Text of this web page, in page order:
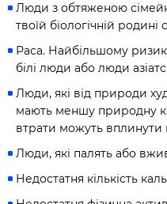
Люди з обтяженою
твоїй біологічній
Раса. Найбільшому
білі люди або люди
Люди, які від природи
мають меншу природну
втрати можуть вплинути
Люди, які палять або
Недостатня кількість